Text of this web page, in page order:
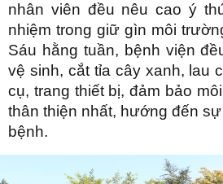
nhân viên đều nêu cao ý
nhiệm trong giữ gìn môi
Sáu hằng tuần, bệnh viện
vệ sinh, cắt tỉa cây xanh, lau
cụ, trang thiết bị, đảm bảo
thân thiện nhất, hướng đến
bệnh.